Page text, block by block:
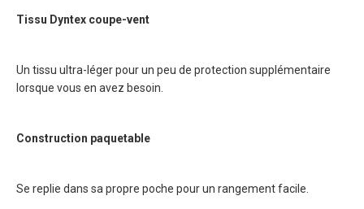
Tissu Dyntex coupe-vent
Un tissu ultra-léger pour un peu de protection supplémentaire
lorsque vous en avez besoin.
Construction paquetable
Se replie dans sa propre poche pour un rangement facile.